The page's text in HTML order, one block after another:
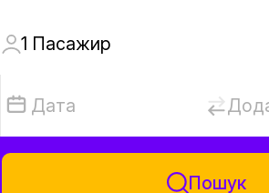
1 Пaсажир
Дата
Пошук